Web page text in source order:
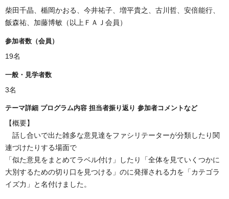
柴田千晶、楯岡かおる、今井祐子、増平貴之、古川哲、安倍能行、
飯森祐、加藤博敏（以上ＦＡＪ会員）
参加者数（会員）
19名
一般・見学者数
3名
テーマ詳細 プログラム内容 担当者振り返り 参加者コメントなど
【概要】
話し合いで出た雑多な意見達をファシリテーターが分類したり関
連づけたりする場面で
「似た意見をまとめてラベル付け」したり「全体を見ていくつかに
大別するための切り口を見つける」のに発揮される力を「カテゴラ
イズ力」と名付けました。